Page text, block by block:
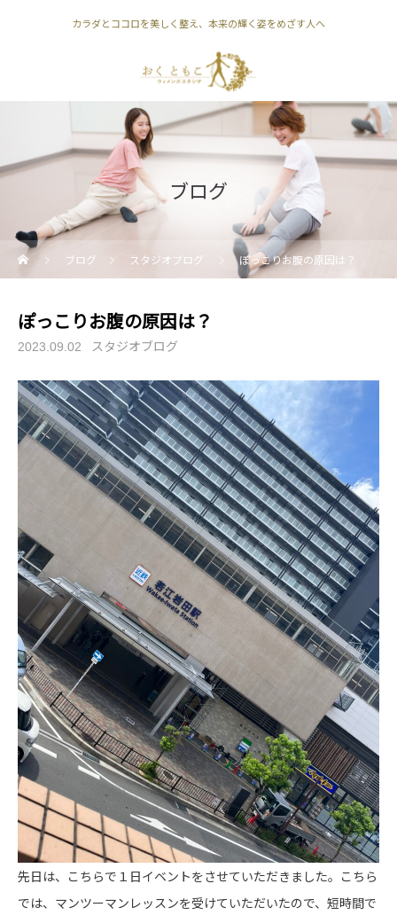
カラダとココロを美しく整え、本来の輝く姿をめざす人へ
ブログ
ブログ スタジオブログ ぽっこりお腹の原因は？
ぽっこりお腹の原因は？
2023.09.02 スタジオブログ
先日は、こちらで１日イベントをさせていただきました。こちら
では、マンツーマンレッスンを受けていただいたので、短時間で